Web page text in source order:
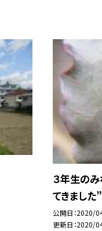
３年生の
てきました”
公開日 2020/
更新日 2020/